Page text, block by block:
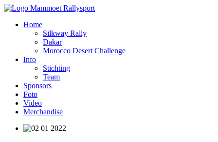
Home
Silkway Rally
Dakar
Morocco Desert Challenge
Info
Stichting
Team
Sponsors
Foto
Video
Merchandise